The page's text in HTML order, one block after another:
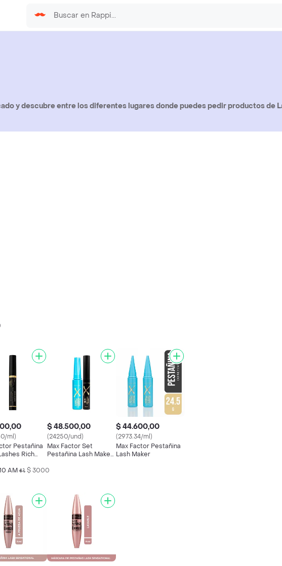
y descubre entre los diferentes lugares donde puedes pedir productos de
ml)
Pestañina
Rich
$ 48.500,00
(24250/und)
Max Factor Set
Pestañina Lash Maker
$ 44.600,00
(2973.34/ml)
Max Factor Pestañina
Lash Maker
AM• $ 3000